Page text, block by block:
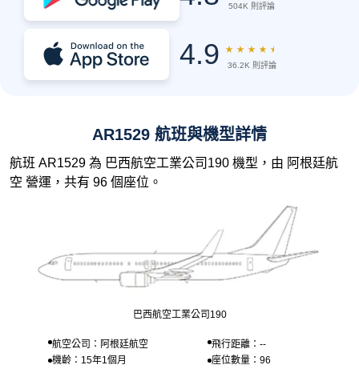
504K 則評論
4.9 ★ ★ ★ ★ ★
36.2K 則評論
AR1529 航班與機型詳情
航班 AR1529 為 巴西航空工業公司190 機型，由 阿根廷航
空 營運，共有 96 個座位。
巴西航空工業公司190
航空公司：阿根廷航空
飛行距離：--
機齡：15年1個月
座位數量：96